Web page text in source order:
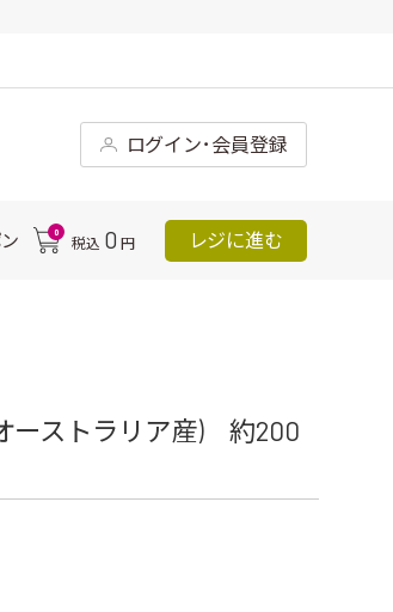
ログイン･会員登録
0
税込 0 円 レジに進む
ーストラリア産) 約200